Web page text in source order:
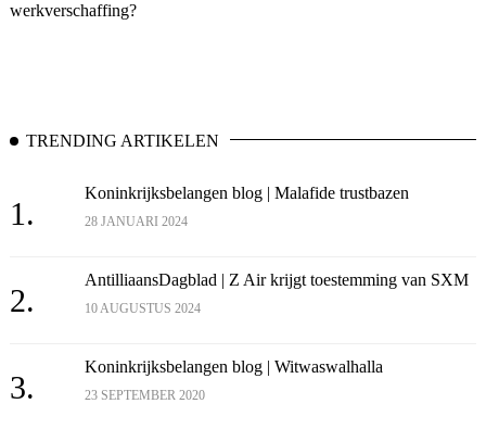
werkverschaffing?
TRENDING ARTIKELEN
1.
Koninkrijksbelangen blog | Malafide trustbazen
28 JANUARI 2024
2.
AntilliaansDagblad | Z Air krijgt toestemming van SXM
10 AUGUSTUS 2024
3.
Koninkrijksbelangen blog | Witwaswalhalla
23 SEPTEMBER 2020